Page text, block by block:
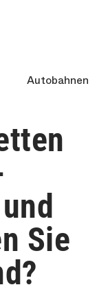
Autobahnen
Sie